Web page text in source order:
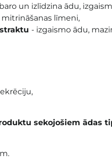
un izlīdzina ādu,
līmeni,
- izgaismo ādu,
sekojošiem ādas